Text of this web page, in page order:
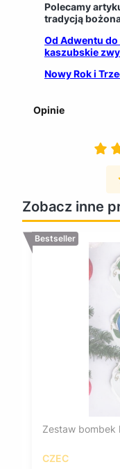
Polecamy
tradycją
Od Adwentu do
kaszubskie
Nowy Rok i
Opinie
Zobacz inne
Bestseller
Zestaw bombek
CZEC